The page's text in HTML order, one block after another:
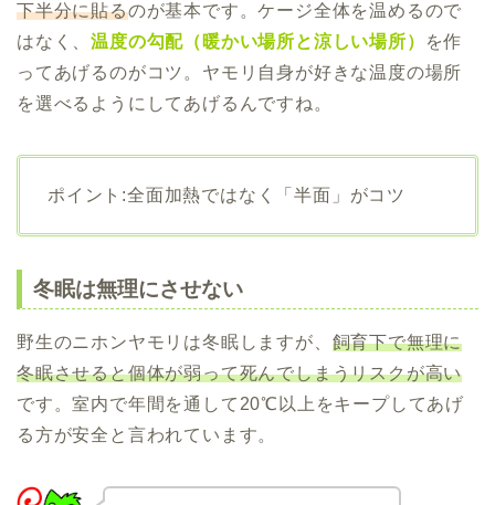
下半分に貼るのが基本です。ケージ全体を温めるので
はなく、温度の勾配（暖かい場所と涼しい場所）
を作
ってあげるのがコツ。ヤモリ自身が好きな温度の場所
を選べるようにしてあげるんですね。
ポイント:全面加熱ではなく「半面」がコツ
冬眠は無理にさせない
野生のニホンヤモリは冬眠しますが、 飼育下で無理に
冬眠させると個体が弱って死んでしまうリスクが高い
です。室内で年間を通して20℃以上をキープしてあげ
る方が安全と言われています。